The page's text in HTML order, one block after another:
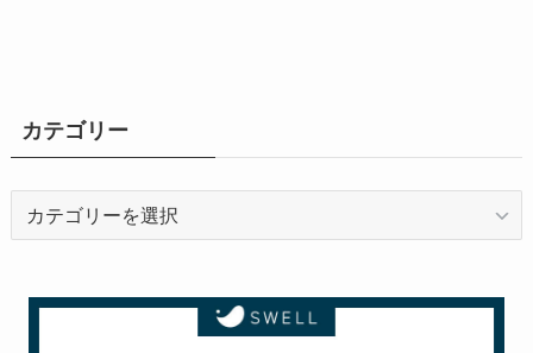
カテゴリー